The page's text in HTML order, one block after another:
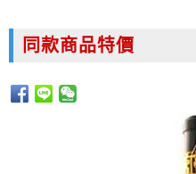
同款商品特價